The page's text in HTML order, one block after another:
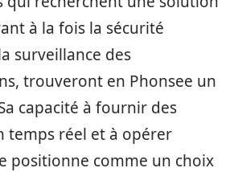
à la fois la sécurité
surveillance des
trouveront en Phonsee un
capacité à fournir des
temps réel et à opérer
positionne comme un choix